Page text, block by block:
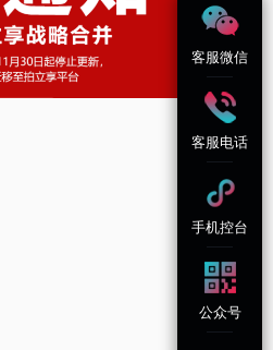
客服微信
客服电话
手机控台
公众号